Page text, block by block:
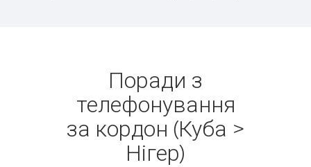
Поради з
телефонування
за кордон (Куба >
Нігер)